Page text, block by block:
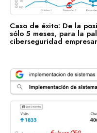
Caso de éxito: De la
sólo 5 meses, para la
ciberseguridad